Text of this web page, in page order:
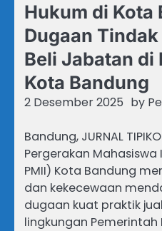
Hukum di Kota
Dugaan
Beli Jabatan di
Kota Bandung
2 Desember 2025 by
Bandung, JURNAL
Pergerakan
PMII) Kota Bandung
dan kekecewaan
dugaan kuat praktik
lingkungan Pemerintah